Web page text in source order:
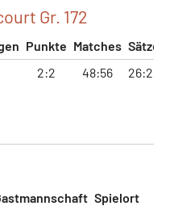
Gr. 172
Punkte Matches Sätze
2:2 48:56 26:26
Spielort